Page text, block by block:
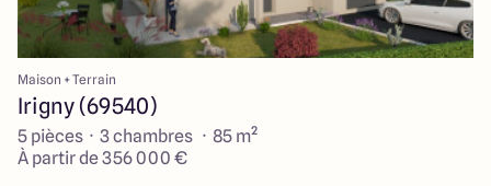
Maison + Terrain
Irigny (69540)
5 pièces · 3 chambres · 85 m²
À partir de 356 000 €